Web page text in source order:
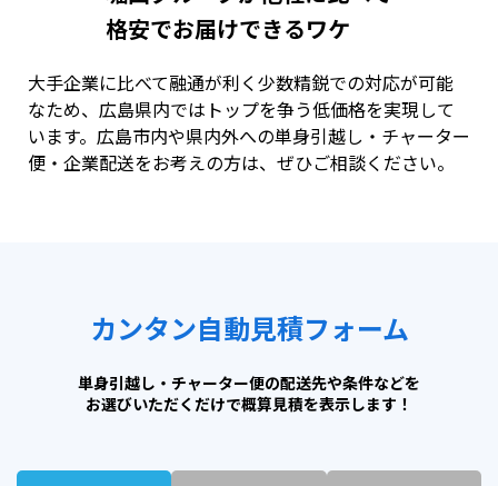
格安でお届けできるワケ
大手企業に比べて融通が利く少数精鋭での対応が可能
なため、広島県内ではトップを争う低価格を実現して
います。広島市内や県内外への単身引越し・チャーター
便・企業配送をお考えの方は、ぜひご相談ください。
カンタン自動見積フォーム
単身引越し・チャーター便の配送先や条件などを
お選びいただくだけで概算見積を表示します！